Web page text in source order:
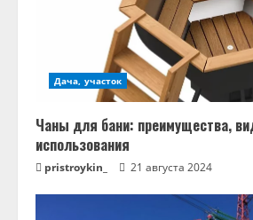
Дача, участок
Чаны для бани: преимущества,
использования
pristroykin_ 21 августа 2024